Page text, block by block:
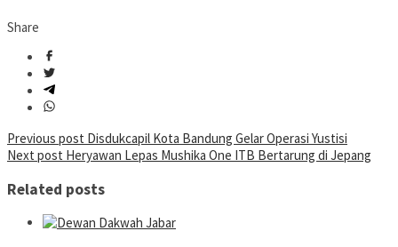
Share
Post
navigation
Previous post Disdukcapil Kota Bandung Gelar Operasi Yustisi
Next post Heryawan Lepas Mushika One ITB Bertarung di Jepang
Related posts